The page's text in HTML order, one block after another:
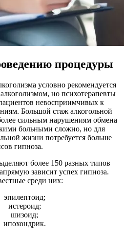
процедуры
условно рекомендуется
но психотерапевты
невосприимчивых к
Большой стаж алкогольной
сильным нарушениям обмена
больными сложно, но для
жизни потребуется больше
гипноза.
более 150 разных типов
зависит успех гипноза.
среди них:
эпилептоид;
истероид;
шизоид;
ипохондрик.